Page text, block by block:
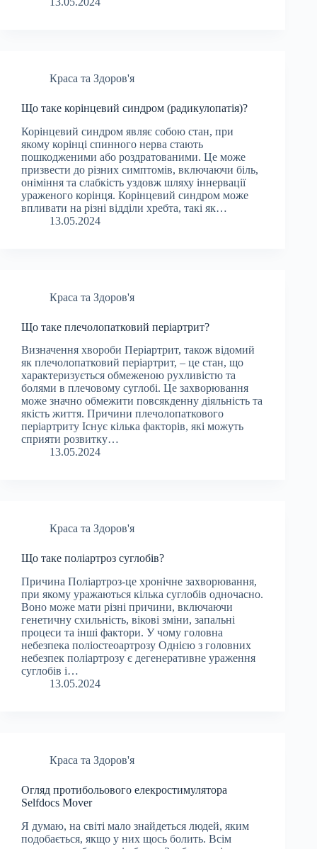
Краса та Здоров'я
Що таке корінцевий синдром (радикулопатія)?
Корінцевий синдром являє собою стан, при
якому корінці спинного нерва стають
пошкодженими або роздратованими. Це може
призвести до різних симптомів, включаючи біль,
оніміння та слабкість уздовж шляху іннервації
ураженого корінця. Корінцевий синдром може
впливати на різні відділи хребта, такі як…
13.05.2024
Краса та Здоров'я
Що таке плечолопатковий періартрит?
Визначення хвороби Періартрит, також відомий
як плечолопатковий періартрит, – це стан, що
характеризується обмеженою рухливістю та
болями в плечовому суглобі. Це захворювання
може значно обмежити повсякденну діяльність та
якість життя. Причини плечолопаткового
періартриту Існує кілька факторів, які можуть
сприяти розвитку…
13.05.2024
Краса та Здоров'я
Що таке поліартроз суглобів?
Причина Поліартроз-це хронічне захворювання,
при якому уражаються кілька суглобів одночасно.
Воно може мати різні причини, включаючи
генетичну схильність, вікові зміни, запальні
процеси та інші фактори. У чому головна
небезпека поліостеоартрозу Однією з головних
небезпек поліартрозу є дегенеративне ураження
суглобів і…
13.05.2024
Краса та Здоров'я
Огляд протибольового елекростимулятора
Selfdocs Mover
Я думаю, на світі мало знайдеться людей, яким
подобається, якщо у них щось болить. Всім